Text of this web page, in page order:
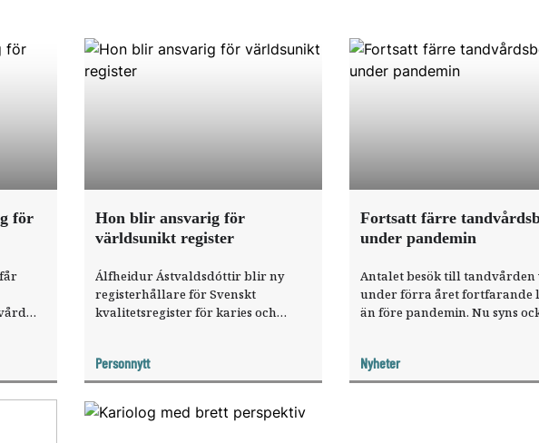
för
Hon blir ansvarig för
världsunikt register
Álfheidur Ástvaldsdóttir blir ny
registerhållare för Svenskt
kvalitetsregister för karies och
fortsätter på sitt nuvarande jobb
som odontologiskt sakkunnig på
Socialstyrelsen på deltid.
Personnytt
Fortsatt färre
under pandemin
Antalet besök till tandvården
under förra året fortfarande
än före pandemin. Nu syns
de patienter som inte
under år 2020.
Nyheter